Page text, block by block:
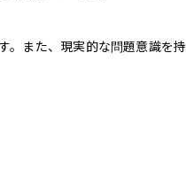
。また、現実的な問題意識を持